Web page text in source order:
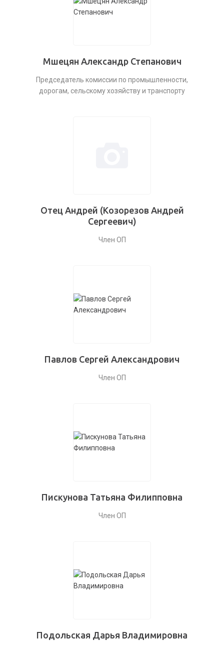
Мшецян Александр Степанович
Председатель комиссии по промышленности,
дорогам, сельскому хозяйству и транспорту
Отец Андрей (Козорезов Андрей
Сергеевич)
Член ОП
Павлов Сергей Александрович
Член ОП
Пискунова Татьяна Филипповна
Член ОП
Подольская Дарья Владимировна